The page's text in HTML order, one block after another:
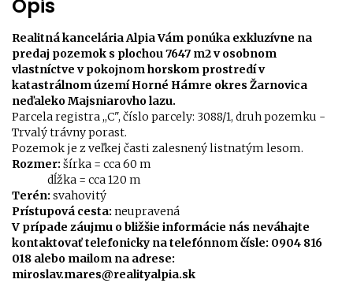
Opis
Realitná kancelária Alpia Vám ponúka exkluzívne na
predaj pozemok s plochou 7647 m2 v osobnom
vlastníctve v pokojnom horskom prostredí v
katastrálnom území Horné Hámre okres Žarnovica
neďaleko Majsniarovho lazu.
Parcela registra ,,C", číslo parcely: 3088/1, druh pozemku -
Trvalý trávny porast.
Pozemok je z veľkej časti zalesnený listnatým lesom.
Rozmer: šírka = cca 60 m
dĺžka = cca 120 m
Terén: svahovitý
Prístupová cesta: neupravená
V prípade záujmu o bližšie informácie nás neváhajte
kontaktovať telefonicky na telefónnom čísle: 0904 816
018 alebo mailom na adrese:
miroslav.mares@realityalpia.sk